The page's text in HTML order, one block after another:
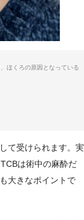
ほくろの原因となっている
て受けられます。実
は術中の麻酔だ
大きなポイントで